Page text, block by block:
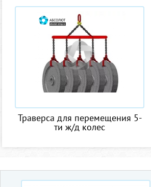
Траверса для перемещения 5-
ти ж/д колес